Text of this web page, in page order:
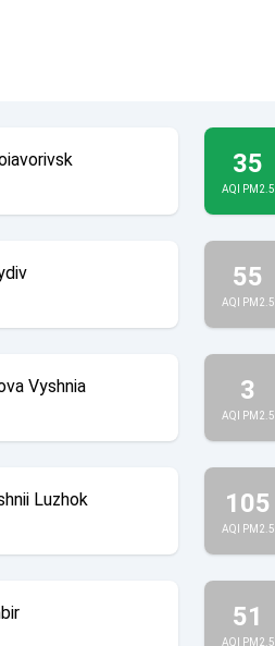
35
AQI PM2.5
55
AQI PM2.5
Vyshnia 3
AQI PM2.5
Luzhok 105
AQI PM2.5
51
AQI PM2.5